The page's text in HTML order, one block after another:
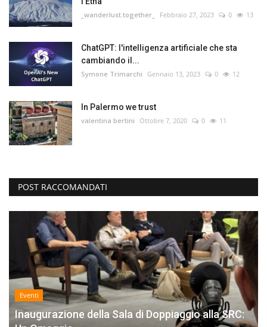
_wanderlust.together_ Febbraio 27, 2023 0 13
ChatGPT: l'intelligenza artificiale che sta
cambiando il...
Symone Trimarchi Gennaio 13, 2023 0 12
In Palermo we trust
valentina bertini Ottobre 7, 2020 0 11
POST RACCOMANDATI
Eventi
Inaugurazione della Sala di Doppiaggio alla SRC: